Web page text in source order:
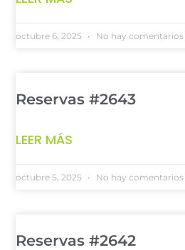
octubre 6, 2025 No hay comentarios
Reservas #2643
LEER MÁS
octubre 5, 2025 No hay comentarios
Reservas #2642